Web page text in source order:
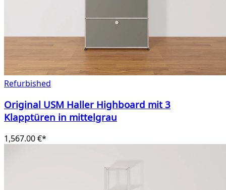
Refurbished
Original USM Haller Highboard mit 3
Klapptüren in mittelgrau
1,567.00 €*